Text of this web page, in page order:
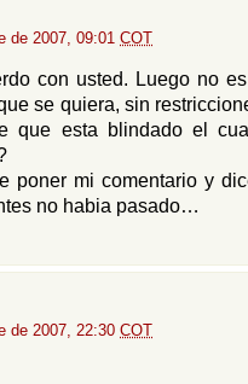
de 2007, 09:01 COT
con usted. Luego no
se quiera, sin
que esta blindado el
poner mi comentario y
no habia pasado…
de 2007, 22:30 COT